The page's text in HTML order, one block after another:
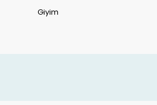
Giyim